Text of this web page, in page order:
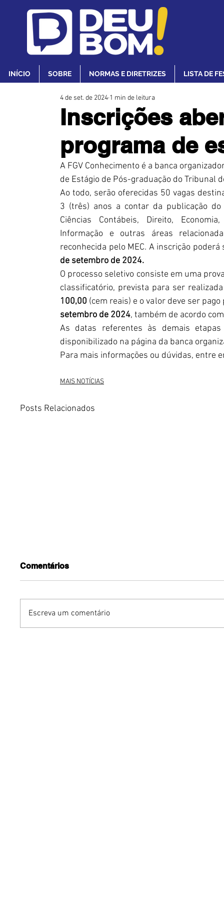
INÍCIO SOBRE NORMAS E DIRETRIZES LISTA DE
Inscrições
programa de
4 de set. de 2024 1 min de leitura
A FGV Conhecimento é a banca
de Estágio de Pós-graduação do Tribunal
Ao todo, serão oferecidas 50 vagas
3 (três) anos a contar da publicação
Ciências Contábeis, Direito,
Informação e outras áreas
reconhecida pelo MEC. A inscrição
de setembro de 2024.
O processo seletivo consiste em uma
classificatório, prevista para ser
100,00 (cem reais) e o valor deve ser
setembro de 2024, também de acordo
As datas referentes às demais
disponibilizado na página da banca
Para mais informações ou dúvidas, entre
MAIS NOTÍCIAS
Posts Relacionados
Comentários
Escreva um comentário